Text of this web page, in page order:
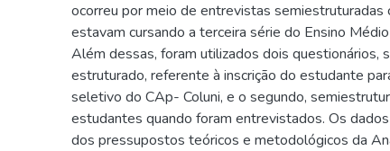
ocorreu por meio de entrevistas
estavam cursando a terceira série do Ensino
Além dessas, foram utilizados dois questionários,
estruturado, referente à inscrição do estudante
seletivo do CAp- Coluni, e o segundo,
estudantes quando foram entrevistados. Os
dos pressupostos teóricos e metodológicos da